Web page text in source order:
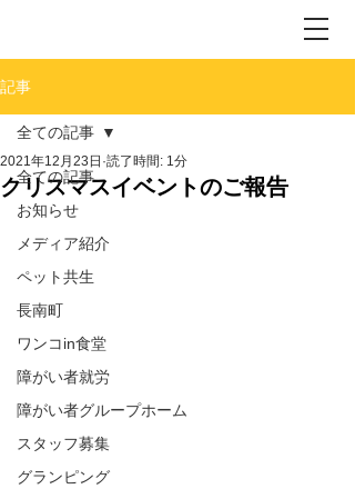
記事
全ての記事
お知らせ
メディア紹介
ペット共生
長南町
ワンコin食堂
障がい者就労
障がい者グループホーム
スタッフ募集
グランピング
全ての記事
クリスマスイベントのご報告
2021年12月23日 読了時間: 1分